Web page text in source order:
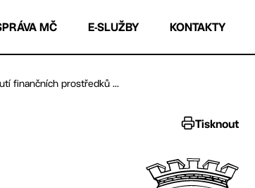
MČ E-SLUŽBY KONTAKTY
finančních prostředků ...
Tisknout